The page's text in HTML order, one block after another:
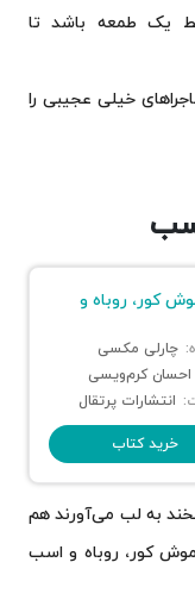
یک طمعه باشد تا
خیلی عجیبی را
کور، روباه و
چارلی مکسی
احسان کرم‌ویسی
انتشارات پرتقال
خرید کتاب
به لب می‌آورند هم
کور، روباه و اسب